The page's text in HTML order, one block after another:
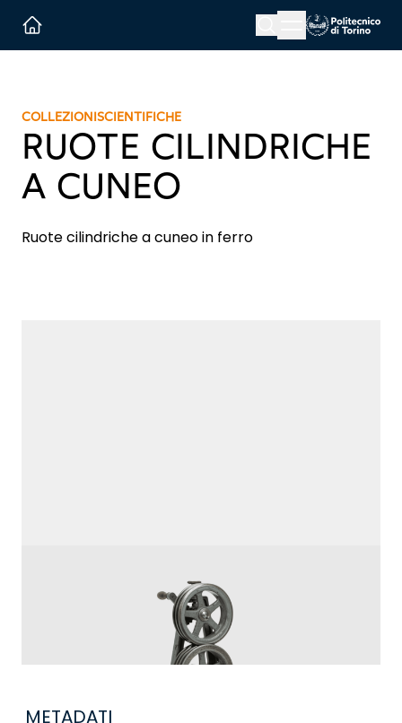
Menu button
COLLEZIONISCIENTIFICHE
RUOTE CILINDRICHE
A CUNEO
Ruote cilindriche a cuneo in ferro
METADATI